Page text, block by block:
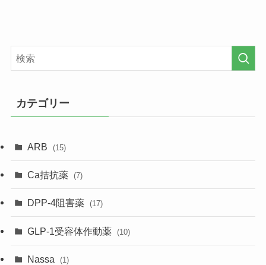
カテゴリー
ARB (15)
Ca拮抗薬 (7)
DPP-4阻害薬 (17)
GLP-1受容体作動薬 (10)
Nassa (1)